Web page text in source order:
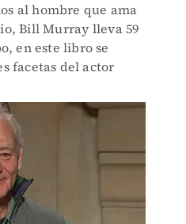
al hombre que ama
Bill Murray lleva 59
en este libro se
facetas del actor